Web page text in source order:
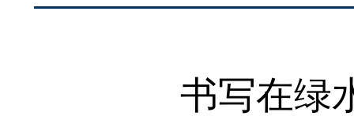
书写在绿